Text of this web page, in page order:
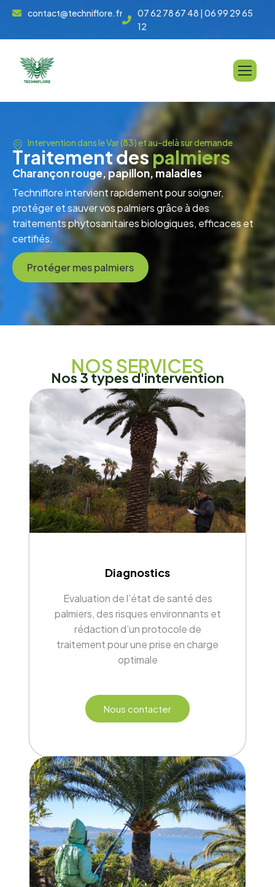
contact@techniflore.fr
07 62 78 67 48 | 06 99 29 65
12
Intervention dans le Var (83) et au-delà sur demande
Traitementdespalmiers
Charançonrouge,papillon, maladies
Techniflore intervient rapidement pour soigner,
protéger et sauver vos palmiers grâce à des
traitements phytosanitaires biologiques, efficaces et
certifiés.
Protéger mes palmiers
NOS SERVICES
Nos3typesd'intervention
Diagnostics
Evaluation de l’état de santé des
palmiers, des risques environnants et
rédaction d’un protocole de
traitement pour une prise en charge
optimale
Nous contacter